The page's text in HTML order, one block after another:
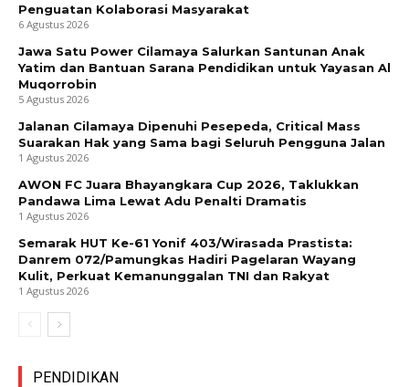
Penguatan Kolaborasi Masyarakat
6 Agustus 2026
Jawa Satu Power Cilamaya Salurkan Santunan Anak
Yatim dan Bantuan Sarana Pendidikan untuk Yayasan Al
Muqorrobin
5 Agustus 2026
Jalanan Cilamaya Dipenuhi Pesepeda, Critical Mass
Suarakan Hak yang Sama bagi Seluruh Pengguna Jalan
1 Agustus 2026
AWON FC Juara Bhayangkara Cup 2026, Taklukkan
Pandawa Lima Lewat Adu Penalti Dramatis
1 Agustus 2026
Semarak HUT Ke-61 Yonif 403/Wirasada Prastista:
Danrem 072/Pamungkas Hadiri Pagelaran Wayang
Kulit, Perkuat Kemanunggalan TNI dan Rakyat
1 Agustus 2026
PENDIDIKAN